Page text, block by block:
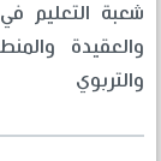
والعقيدة
والتربوي